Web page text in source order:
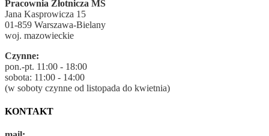
Pracownia Złotnicza MS
Jana Kasprowicza 15
01-859 Warszawa-Bielany
woj. mazowieckie
Czynne:
pon.-pt. 11:00 - 18:00
sobota: 11:00 - 14:00
(w soboty czynne od listopada do kwietnia)
KONTAKT